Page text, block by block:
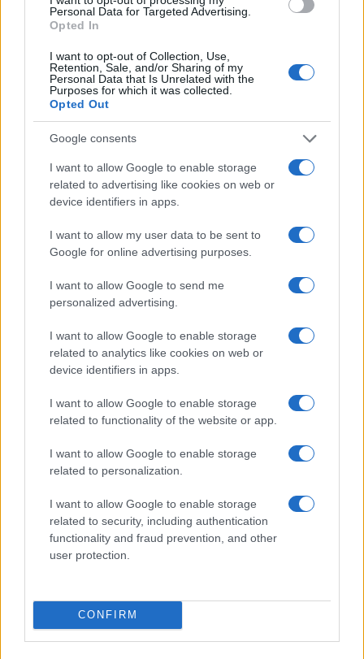
Personal Data for Targeted Advertising.
Opted In
I want to opt-out of Collection, Use,
Retention, Sale, and/or Sharing of my
Personal Data that Is Unrelated with the
Purposes for which it was collected.
Opted Out
Google consents
I want to allow Google to enable storage
related to advertising like cookies on web or
device identifiers in apps.
I want to allow my user data to be sent to
Google for online advertising purposes.
I want to allow Google to send me
personalized advertising.
I want to allow Google to enable storage
related to analytics like cookies on web or
device identifiers in apps.
I want to allow Google to enable storage
related to functionality of the website or app.
I want to allow Google to enable storage
related to personalization.
I want to allow Google to enable storage
related to security, including authentication
functionality and fraud prevention, and other
user protection.
CONFIRM
NECROLOGIE
Mario Malu
Paolo Pinna
Martina Agostina Diturco
I nostri cari
I nostri cari
Giovannimaria Cabras
Invia un Comunicato Stampa